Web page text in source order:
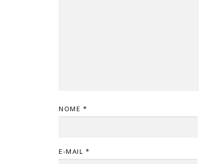
NOME *
E-MAIL *